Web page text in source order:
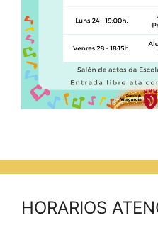
HORARIOS